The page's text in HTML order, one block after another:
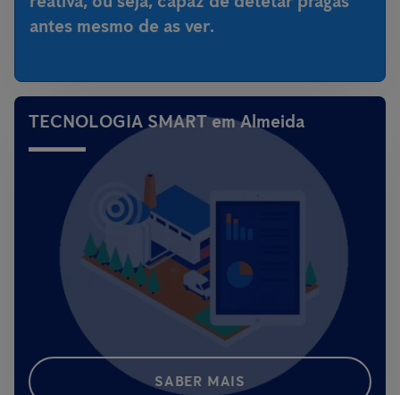
antes mesmo de as ver.
TECNOLOGIA SMART em Almeida
SABER MAIS